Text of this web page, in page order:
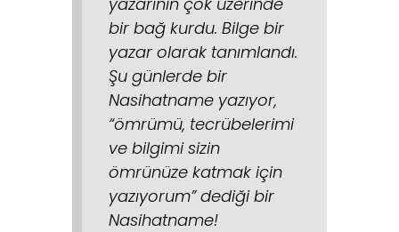
bir bağ kurdu. Bilge bir
yazar olarak tanımlandı.
Şu günlerde bir
Nasihatname yazıyor,
“ömrümü, tecrübelerimi
ve bilgimi sizin
ömrünüze katmak için
yazıyorum” dediği bir
Nasihatname!